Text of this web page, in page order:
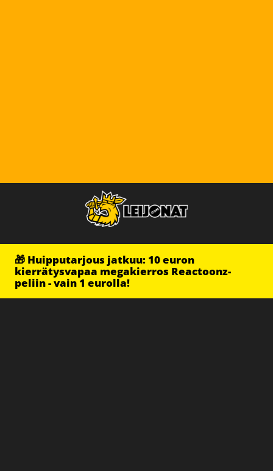
🎁 Huipputarjous jatkuu: 10 euron
kierrätysvapaa megakierros Reactoonz-
peliin - vain 1 eurolla!